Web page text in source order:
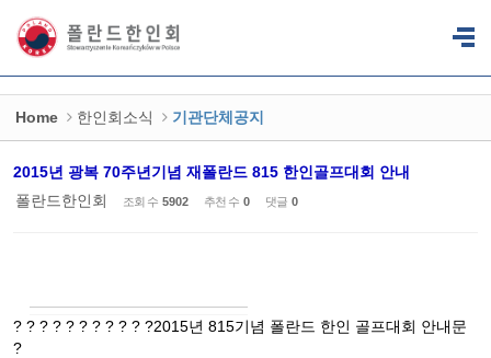
Home 한인회소식 기관단체공지
2015년 광복 70주년기념 재폴란드 815 한인골프대회 안내
폴란드한인회
조회 수 5902 추천 수 0 댓글 0
? ? ? ? ? ? ? ? ? ? ?2015년 815기념 폴란드 한인 골프대회 안내문
?